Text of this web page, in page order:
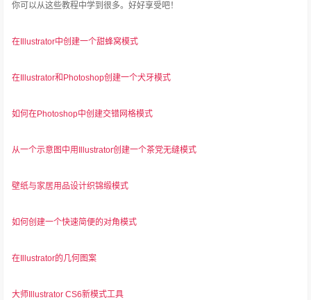
你可以从这些教程中学到很多。好好享受吧！
在Illustrator中创建一个甜蜂窝模式
在Illustrator和Photoshop创建一个犬牙模式
如何在Photoshop中创建交错网格模式
从一个示意图中用Illustrator创建一个茶党无缝模式
壁纸与家居用品设计织锦缎模式
如何创建一个快速简便的对角模式
在Illustrator的几何图案
大师Illustrator CS6新模式工具